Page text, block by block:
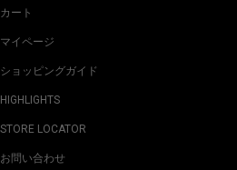
カート
マイページ
ショッピングガイド
HIGHLIGHTS
STORE LOCATOR
お問い合わせ